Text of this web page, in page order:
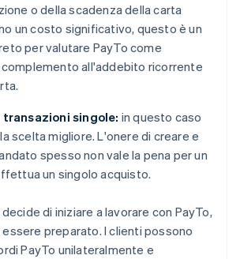
o della scadenza della carta
un costo significativo, questo è un
per valutare PayTo come
all'addebito ricorrente
singole: in questo caso
scelta migliore. L'onere di creare e
spesso non vale la pena per un
un singolo acquisto.
di iniziare a lavorare con PayTo,
preparato. I clienti possono
PayTo unilateralmente e